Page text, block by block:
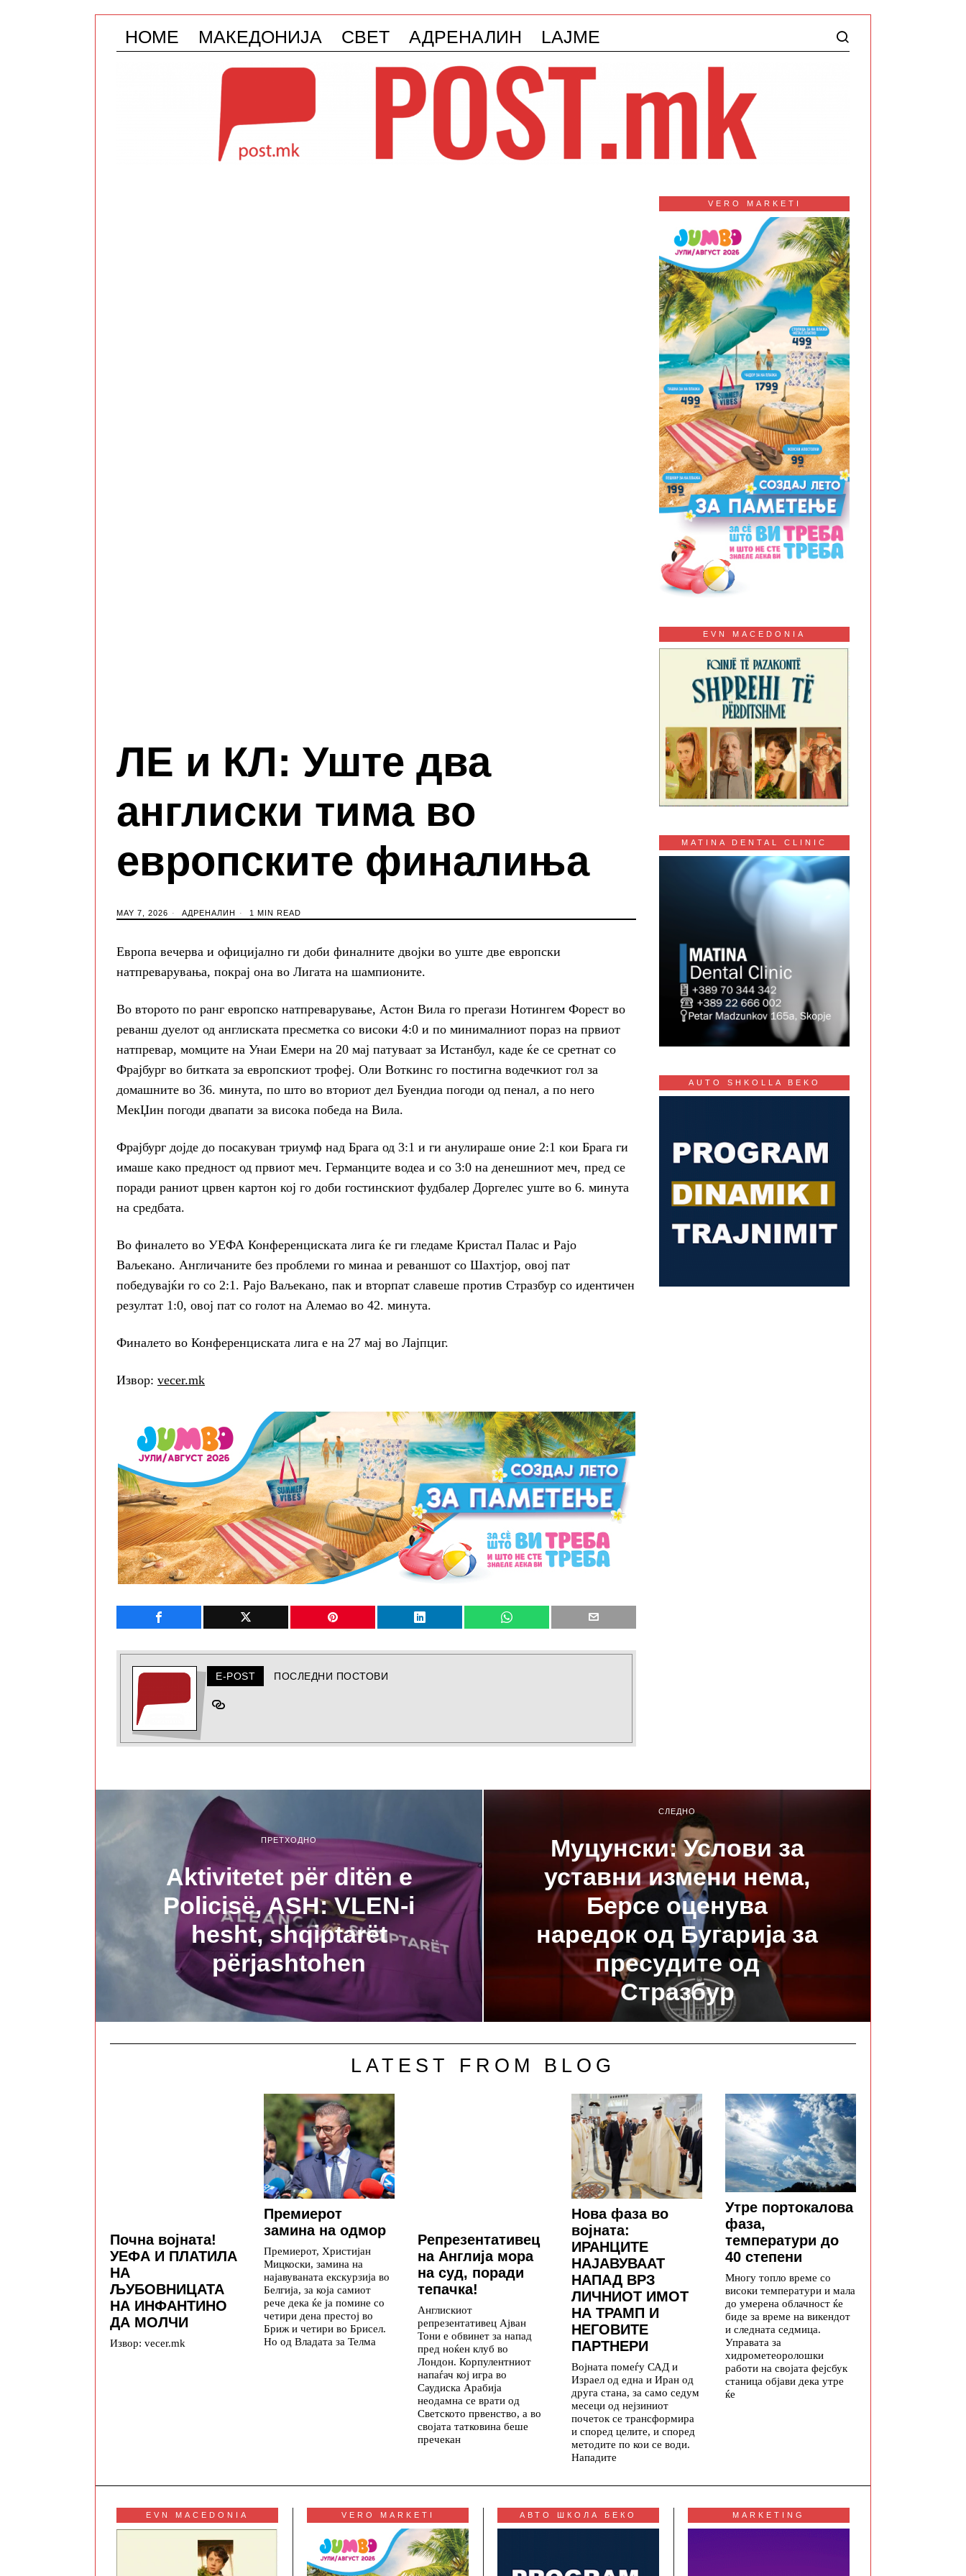
HOME МАКЕДОНИЈА СВЕТ АДРЕНАЛИН LAJME
ЛЕ и КЛ: Уште два
англиски тима во
европските финалиња
MAY 7, 2026 АДРЕНАЛИН 1 MIN READ
Европа вечерва и официјално ги доби финалните двојки во уште две европски
натпреварувања, покрај она во Лигата на шампионите.
Во второто по ранг европско натпреварување, Астон Вила го прегази Нотингем Форест во
реванш дуелот од англиската пресметка со високи 4:0 и по минималниот пораз на првиот
натпревар, момците на Унаи Емери на 20 мај патуваат за Истанбул, каде ќе се сретнат со
Фрајбург во битката за европскиот трофеј. Оли Воткинс го постигна водечкиот гол за
домашните во 36. минута, по што во вториот дел Буендиа погоди од пенал, а по него
МекЏин погоди двапати за висока победа на Вила.
Фрајбург дојде до посакуван триумф над Брага од 3:1 и ги анулираше оние 2:1 кои Брага ги
имаше како предност од првиот меч. Германците водеа и со 3:0 на денешниот меч, пред се
поради раниот црвен картон кој го доби гостинскиот фудбалер Доргелес уште во 6. минута
на средбата.
Во финалето во УЕФА Конференциската лига ќе ги гледаме Кристал Палас и Рајо
Ваљекано. Англичаните без проблеми го минаа и реваншот со Шахтјор, овој пат
победувајќи го со 2:1. Рајо Ваљекано, пак и вторпат славеше против Стразбур со идентичен
резултат 1:0, овој пат со голот на Алемао во 42. минута.
Финалето во Конференциската лига е на 27 мај во Лајпциг.
Извор: vecer.mk
E-POST ПОСЛЕДНИ ПОСТОВИ
VERO MARKETI
EVN MACEDONIA
MATINA DENTAL CLINIC
AUTO SHKOLLA BEKO
ПРЕТХОДНО
Aktivitetet për ditën e
Policisë, ASH: VLEN-i
hesht, shqiptarët
përjashtohen
СЛЕДНО
Муцунски: Услови за
уставни измени нема,
Берсе оценува
наредок од Бугарија за
пресудите од
Стразбур
LATEST FROM BLOG
Почна војната!
УЕФА И ПЛАТИЛА
НА
ЉУБОВНИЦАТА
НА ИНФАНТИНО
ДА МОЛЧИ
Извор: vecer.mk
Премиерот
замина на одмор
Премиерот, Христијан
Мицкоски, замина на
најавуваната екскурзија во
Белгија, за која самиот
рече дека ќе ја помине со
четири дена престој во
Бриж и четири во Брисел.
Но од Владата за Телма
Репрезентативец
на Англија мора
на суд, поради
тепачка!
Англискиот
репрезентативец Ајван
Тони е обвинет за напад
пред ноќен клуб во
Лондон. Корпулентниот
напаѓач кој игра во
Саудиска Арабија
неодамна се врати од
Светското првенство, а во
својата татковина беше
пречекан
Нова фаза во
војната:
ИРАНЦИТЕ
НАЈАВУВААТ
НАПАД ВРЗ
ЛИЧНИОТ ИМОТ
НА ТРАМП И
НЕГОВИТЕ
ПАРТНЕРИ
Војната помеѓу САД и
Израел од една и Иран од
друга стана, за само седум
месеци од нејзиниот
почеток се трансформира
и според целите, и според
методите по кои се води.
Нападите
Утре портокалова
фаза,
температури до
40 степени
Многу топло време со
високи температури и мала
до умерена облачност ќе
биде за време на викендот
и следната седмица.
Управата за
хидрометеоролошки
работи на својата фејсбук
станица објави дека утре
ќе
EVN MACEDONIA VERO MARKETI АВТО ШКОЛА БЕКО MARKETING